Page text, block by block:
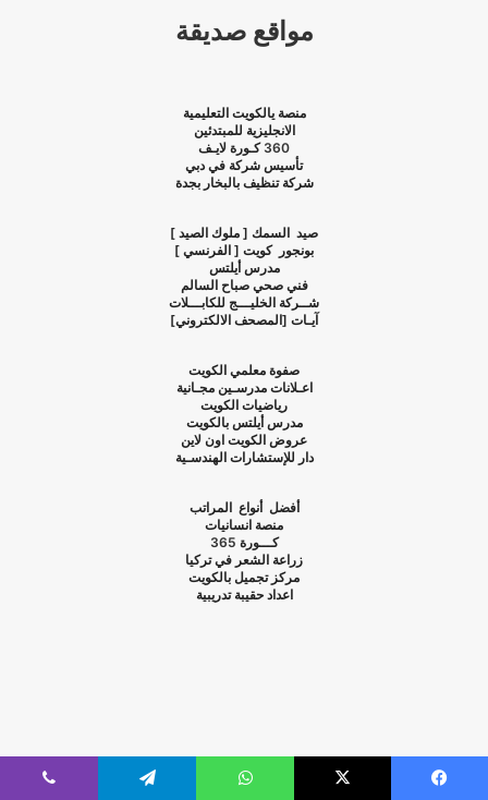
مواقع صديقة
منصة يالكويت التعليمية
الانجليزية للمبتدئين
360 كـورة لايـف
تأسيس شركة في دبي
شركة تنظيف بالبخار بجدة
صيد السمك [ ملوك الصيد ]
بونجور كويت [ الفرنسي ]
مدرس أيلتس
فني صحي صباح السالم
شــركة الخليـــج للكابـــلات
آيـات [المصحف الالكتروني]
صفوة معلمي الكويت
اعـلانات مدرسـين مجـانية
رياضيات الكويت
مدرس أيلتس بالكويت
عروض الكويت اون لاين
دار للإستشارات الهندسـية
أفضل أنواع المراتب
منصة انسانيات
كـــورة
زراعة الشعر في تركيا
مركز تجميل بالكويت
اعداد حقيبة تدريبية